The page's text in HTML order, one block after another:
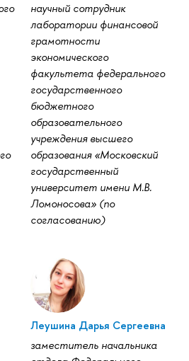
научный сотрудник
лаборатории финансовой
грамотности
экономического
факультета федерального
государственного
бюджетного
образовательного
учреждения высшего
образования «Московский
государственный
университет имени М.В.
Ломоносова» (по
согласованию)
Леушина Дарья Сергеевна
заместитель начальника